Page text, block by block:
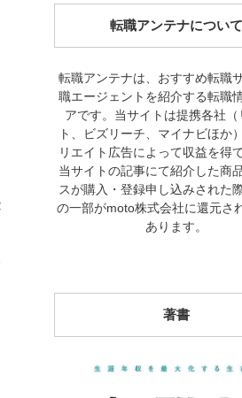
転職アンテナについて
転職アンテナは、おすすめ転職
職エージェントを紹介する転職
アです。当サイトは提携各社（
ト、ビズリーチ、マイナビほか
リエイト広告によって収益を得
当サイトの記事にて紹介した商
スが購入・登録申し込みされた
の一部がmoto株式会社に還元さ
あります。
著書